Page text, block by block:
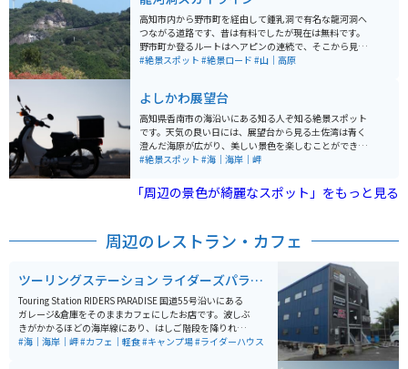
高知市内から野市町を経由して鍾乳洞で有名な龍河洞へ
つながる道路です、昔は有料でしたが現在は無料です。
野市町か登るルートはヘアピンの連続で、そこから見え
る景色も素晴らしく、高知平野と太平洋が見渡せます。
#絶景スポット #絶景ロード #山｜高原
よしかわ展望台
高知県香南市の海沿いにある知る人ぞ知る絶景スポット
です。天気の良い日には、展望台から見る土佐湾は青く
澄んだ海原が広がり、美しい景色を楽しむことができま
す。夕日が沈む時間帯に訪れると、さらに素晴らしい風
知龍馬空港」があり、飛行機の着陸を目の前で見ること
ができます。着陸時には、愛車と飛行機、そして絶景を
#絶景スポット #海｜海岸｜岬
「周辺の景色が綺麗なスポット」をもっと見る
周辺のレストラン・カフェ
ツーリングステーション ライダーズパラダ
イス
Touring Station RIDERS PARADISE 国道55号沿いにある
ガレージ&倉庫をそのままカフェにしたお店です。波しぶ
きがかかるほどの海岸線にあり、はしご階段を降りれば
目の前に海です。平屋の倉庫が2棟と3建ての倉庫が1
#海｜海岸｜岬#カフェ｜軽食#キャンプ場#ライダーハウス